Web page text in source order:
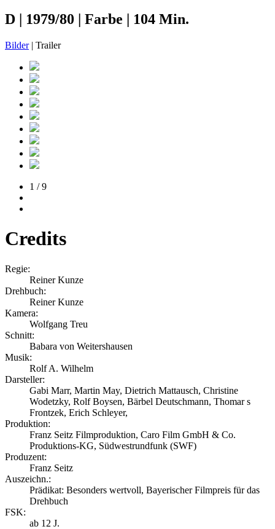
D | 1979/80 | Farbe | 104 Min.
Bilder| Trailer
1 / 9
Credits
Regie:
Reiner Kunze
Drehbuch:
Reiner Kunze
Kamera:
Wolfgang Treu
Schnitt:
Babara von Weitershausen
Musik:
Rolf A. Wilhelm
Darsteller:
Gabi Marr, Martin May, Dietrich Mattausch, Christine
Wodetzky, Rolf Boysen, Bärbel Deutschmann, Thomar s
Frontzek, Erich Schleyer,
Produktion:
Franz Seitz Filmproduktion, Caro Film GmbH & Co.
Produktions-KG, Südwestrundfunk (SWF)
Produzent:
Franz Seitz
Auszeichn.:
Prädikat: Besonders wertvoll, Bayerischer Filmpreis für das
Drehbuch
FSK:
ab 12 J.